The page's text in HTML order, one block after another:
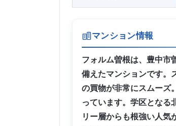
マンション情報
フォルム曽根は、豊中市
備えたマンションです。
の買物が非常にスムーズ
っています。学区となる
リー層からも根強い人気